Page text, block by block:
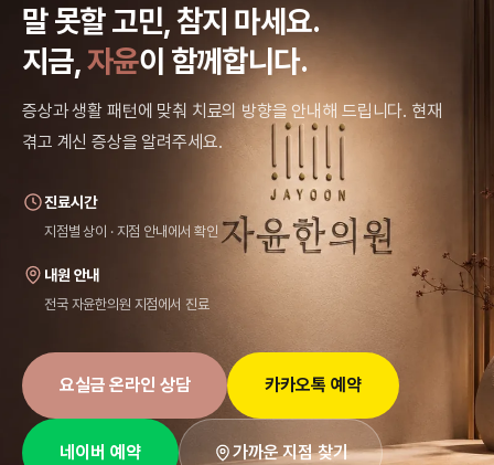
말 못할 고민, 참지 마세요.
지금,자윤이 함께합니다.
증상과 생활 패턴에 맞춰 치료의 방향을 안내해 드립니다. 현재
겪고 계신 증상을 알려주세요.
진료시간
지점별 상이 · 지점 안내에서 확인
내원 안내
전국 자윤한의원 지점에서 진료
요실금 온라인 상담 카카오톡 예약
네이버 예약 가까운 지점 찾기